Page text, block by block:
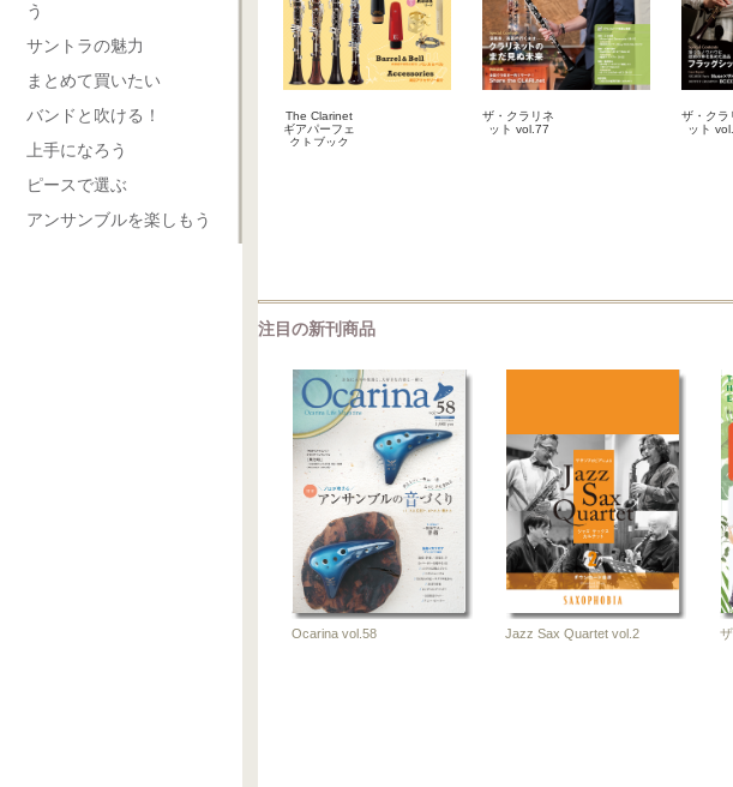
う
サントラの魅力
まとめて買いたい
バンドと吹ける！
上手になろう
ピースで選ぶ
アンサンブルを楽しもう
The Clarinet
ギアパーフェ
クトブック
ザ・クラリネ
ット vol.77
ザ・クラ
ット
注目の新刊商品
Ocarina vol.58 Jazz Sax Quartet vol.2